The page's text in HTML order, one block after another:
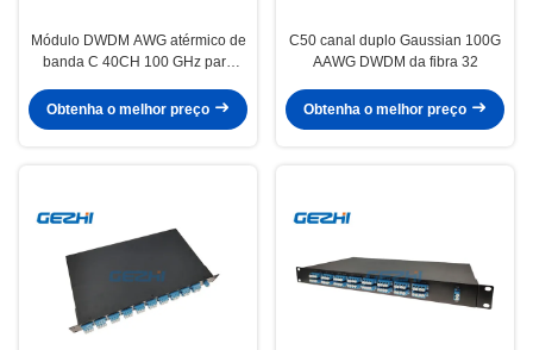
Módulo DWDM AWG atérmico de
banda C 40CH 100 GHz para
metro e de longa distância
Obtenha o melhor preço
C50 canal duplo Gaussian 100G
AAWG DWDM da fibra 32
Obtenha o melhor preço